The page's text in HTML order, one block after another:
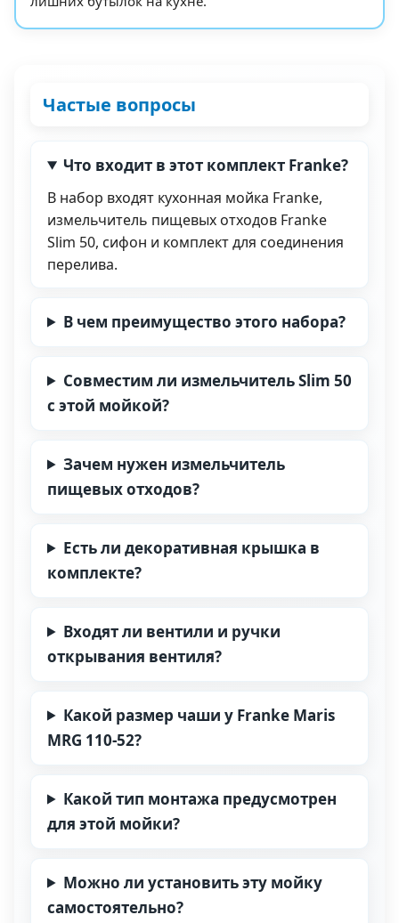
Частые вопросы
Что входит в этот комплект Franke?
В набор входят кухонная мойка Franke,
измельчитель пищевых отходов Franke
Slim 50, сифон и комплект для соединения
перелива.
В чем преимущество этого набора?
Совместим ли измельчитель Slim 50
с этой мойкой?
Зачем нужен измельчитель
пищевых отходов?
Есть ли декоративная крышка в
комплекте?
Входят ли вентили и ручки
открывания вентиля?
Какой размер чаши у Franke Maris
MRG 110-52?
Какой тип монтажа предусмотрен
для этой мойки?
Можно ли установить эту мойку
самостоятельно?